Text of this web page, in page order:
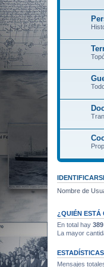
Nombre de
¿QUIÉN ESTÁ
En total hay 389
La mayor
ESTADÍSTICAS
Mensajes